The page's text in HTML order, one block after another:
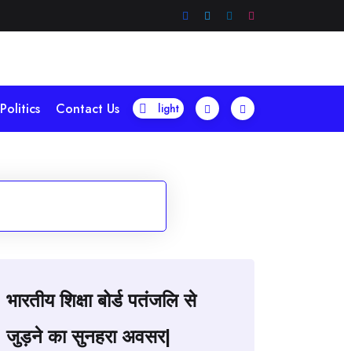
Politics Contact Us
भारतीय शिक्षा बोर्ड पतंजलि से
जुड़ने का सुनहरा अवसर|